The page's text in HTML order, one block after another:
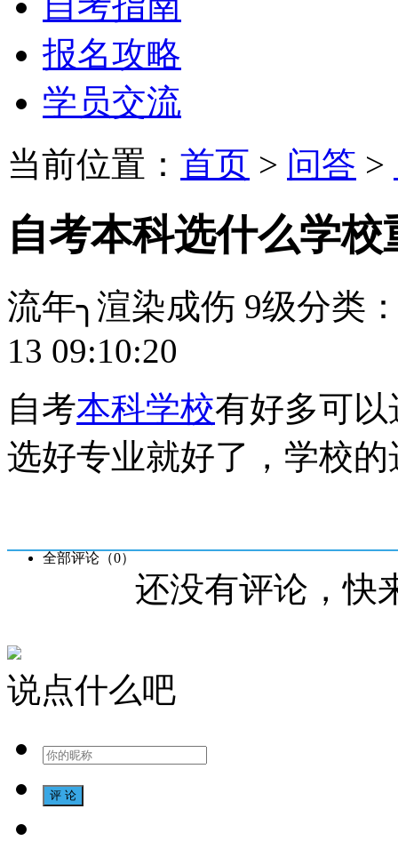
报名攻略
学员交流
当前位置： 首页 > 问答 >
自考本科选什么学校
流年╮渲染成伤 9级分类
13 09:10:20
自考本科学校有好多可
选好专业就好了，学校
全部评论（0）
还没有评论，快
说点什么吧